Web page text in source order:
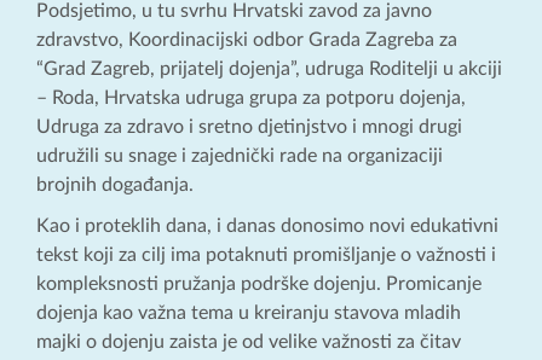
Podsjetimo, u tu svrhu Hrvatski zavod za javno
zdravstvo, Koordinacijski odbor Grada Zagreba za
“Grad Zagreb, prijatelj dojenja”, udruga Roditelji u akciji
– Roda, Hrvatska udruga grupa za potporu dojenja,
Udruga za zdravo i sretno djetinjstvo i mnogi drugi
udružili su snage i zajednički rade na organizaciji
brojnih događanja.
Kao i proteklih dana, i danas donosimo novi edukativni
tekst koji za cilj ima potaknuti promišljanje o važnosti i
kompleksnosti pružanja podrške dojenju. Promicanje
dojenja kao važna tema u kreiranju stavova mladih
majki o dojenju zaista je od velike važnosti za čitav